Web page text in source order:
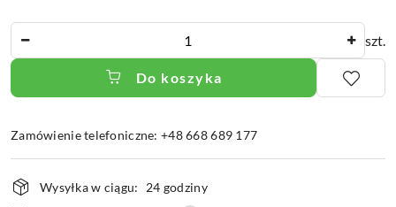
szt.
Do koszyka
Zamówienie telefoniczne: +48 668 689 177
Dostępność
i
Wysyłka w ciągu:
24 godziny